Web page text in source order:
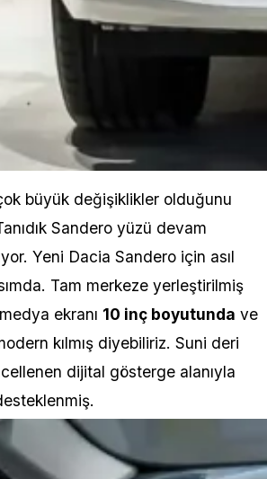
büyük değişiklikler olduğunu
Sandero yüzü devam
Yeni Dacia Sandero için asıl
Tam merkeze yerleştirilmiş
ekranı 10 inç boyutunda ve
kılmış diyebiliriz. Suni deri
dijital gösterge alanıyla